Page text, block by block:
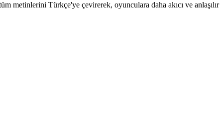
metinlerini Türkçe'ye çevirerek, oyunculara daha akıcı ve anlaşılır